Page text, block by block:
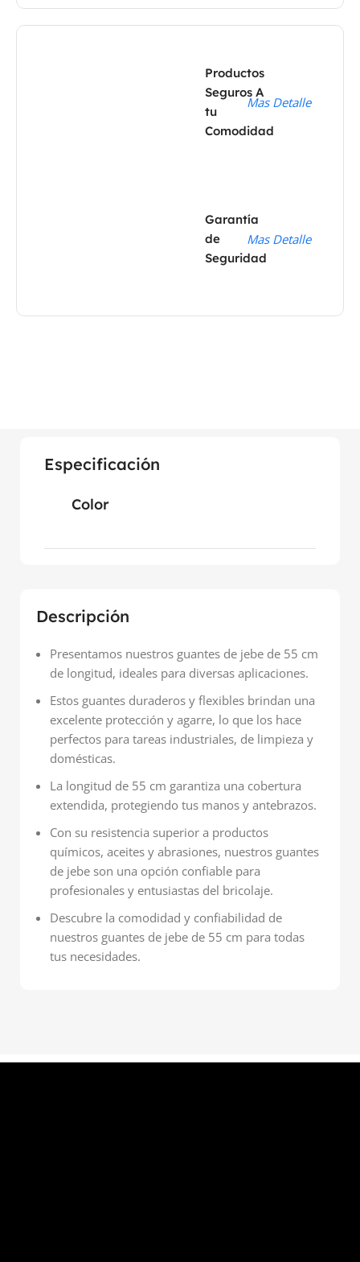
Productos
Seguros A
tu
Comodidad
Mas Detalle
Garantía
de
Seguridad
Mas Detalle
Descripción
Presentamos nuestros guantes de jebe de 55 cm
de longitud, ideales para diversas aplicaciones.
Estos guantes duraderos y flexibles brindan una
excelente protección y agarre, lo que los hace
perfectos para tareas industriales, de limpieza y
domésticas.
La longitud de 55 cm garantiza una cobertura
extendida, protegiendo tus manos y antebrazos.
Con su resistencia superior a productos
químicos, aceites y abrasiones, nuestros guantes
de jebe son una opción confiable para
profesionales y entusiastas del bricolaje.
Descubre la comodidad y confiabilidad de
nuestros guantes de jebe de 55 cm para todas
tus necesidades.
Especificación
Color